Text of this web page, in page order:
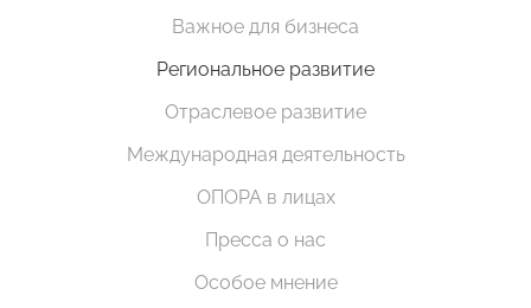
Важное для бизнеса
Региональное развитие
Отраслевое развитие
Международная деятельность
ОПОРА в лицах
Пресса о нас
Особое мнение